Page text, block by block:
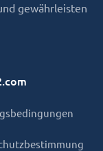
gewährleisten